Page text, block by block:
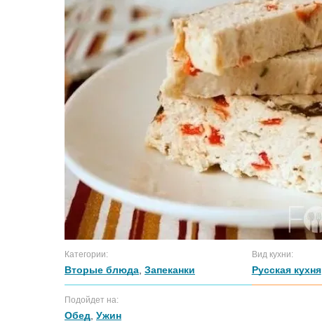
Категории:
Вторые блюда Запеканки
Вид кухни:
Русская кухня
Подойдет на:
Обед Ужин